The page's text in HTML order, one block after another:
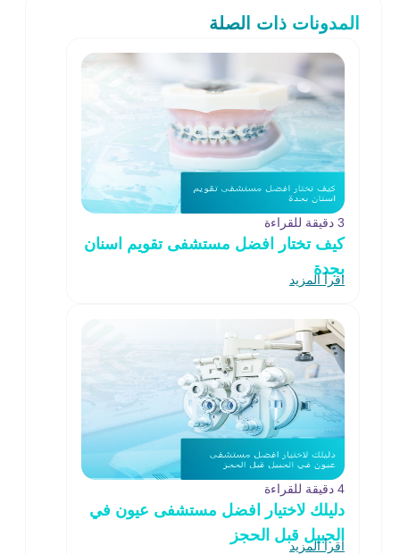
المدونات ذات الصلة
3 دقيقة للقراءة
كيف تختار افضل مستشفى تقويم اسنان
بجدة
اقرأ المزيد
4 دقيقة للقراءة
دليلك لاختيار افضل مستشفى عيون في
الجبيل قبل الحجز
اقرأ المزيد